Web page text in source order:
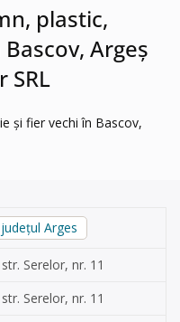
plastic,
Argeș
SRL
și fier vechi în Bascov,
județul Arges
Serelor, nr. 11
Serelor, nr. 11